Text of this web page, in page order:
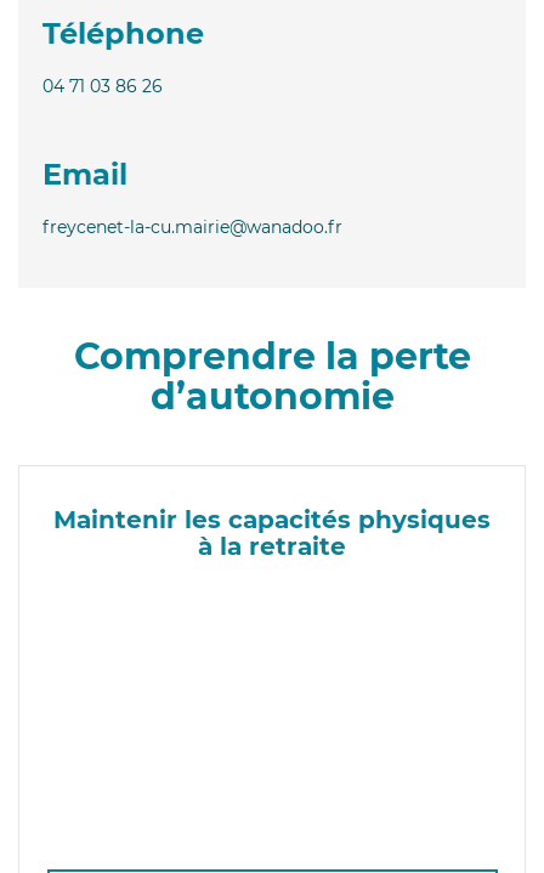
Téléphone
04 71 03 86 26
Email
freycenet-la-cu.mairie@wanadoo.fr
Comprendre la perte
d’autonomie
Maintenir les capacités physiques
à la retraite